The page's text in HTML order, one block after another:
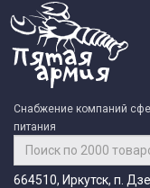
Снабжение компаний
питания
664510, Иркутск, п.